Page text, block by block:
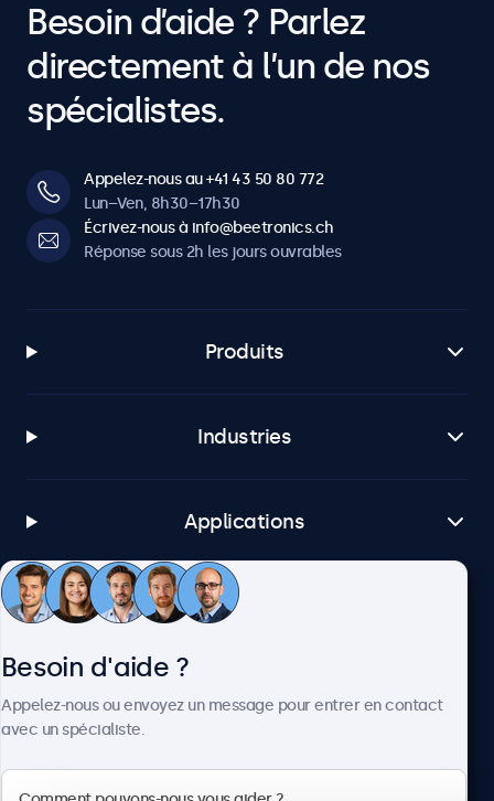
Besoin d’aide ? Parlez
directement à l’un de nos
spécialistes.
Appelez-nous au +41 43 50 80 772
Lun–Ven, 8h30–17h30
Écrivez-nous à info@beetronics.ch
Réponse sous 2h les jours ouvrables
Produits
Industries
Applications
Service client
Besoin d'aide ?
Appelez-nous ou envoyez un message pour entrer en contact
avec un spécialiste.